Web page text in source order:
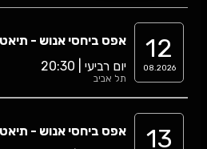
אפס ביחסי אנוש.
חדשים, כרטיסים,
למתרחש. עכשיו אתם
12
08.2026
אפס ביחסי אנוש -
יום רביעי | 20:30
תל אביב
13
אפס ביחסי אנוש -